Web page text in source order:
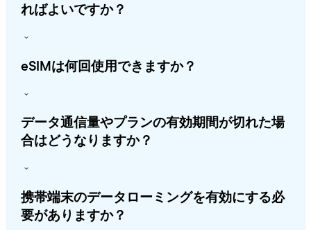
ればよいですか？
eSIMは何回使用できますか？
データ通信量やプランの有効期間が切れた場
合はどうなりますか？
携帯端末のデータローミングを有効にする必
要がありますか？